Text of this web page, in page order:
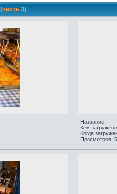
3)
Название:
Кем
Когда
Просмотров: